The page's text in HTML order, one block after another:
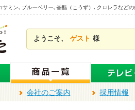
ミン､ブルーベリー､香醋（こうず）､クロレラなど
ようこそ、 ゲスト 様
会社のご案内 採用情報